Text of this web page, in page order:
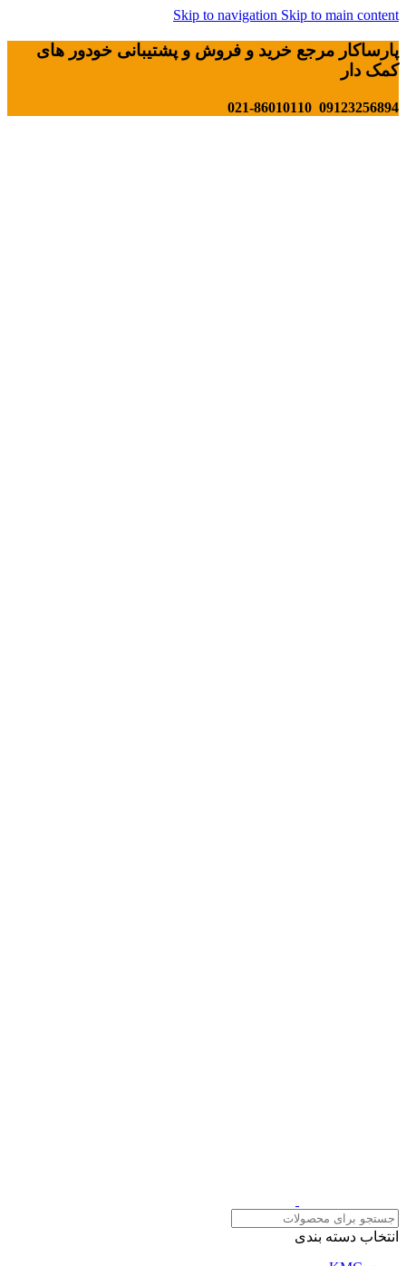
Skip to navigation Skip to main content
پارساکار مرجع خرید و فروش و پشتیبانی خودور های
کمک دار
09123256894 021-86010110
انتخاب دسته بندی